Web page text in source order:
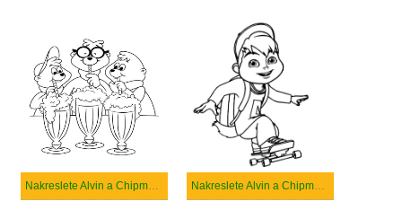
Nakreslete Alvin a Chipmunkové Nakreslete Alvin a Chipmunkové vytisknutí pro děti